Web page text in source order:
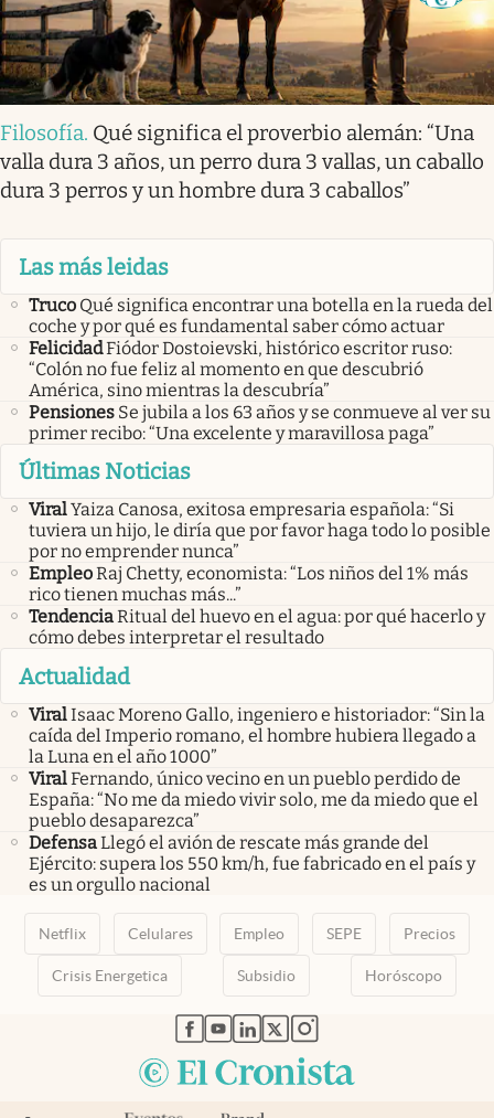
Filosofía. Qué significa el proverbio alemán: “Una
valla dura 3 años, un perro dura 3 vallas, un caballo
dura 3 perros y un hombre dura 3 caballos”
Las más leidas
Truco Qué significa encontrar una botella en la rueda del
coche y por qué es fundamental saber cómo actuar
FelicidadFiódor Dostoievski, histórico escritor ruso:
“Colón no fue feliz al momento en que descubrió
América, sino mientras la descubría”
Pensiones Se jubila a los 63 años y se conmueve al ver su
primer recibo: “Una excelente y maravillosa paga”
Últimas Noticias
ViralYaiza Canosa, exitosa empresaria española: “Si
tuviera un hijo, le diría que por favor haga todo lo posible
por no emprender nunca”
EmpleoRaj Chetty, economista: “Los niños del 1% más
rico tienen muchas más...”
TendenciaRitual del huevo en el agua: por qué hacerlo y
cómo debes interpretar el resultado
Actualidad
ViralIsaac Moreno Gallo, ingeniero e historiador: “Sin la
caída del Imperio romano, el hombre hubiera llegado a
la Luna en el año 1000”
ViralFernando, único vecino en un pueblo perdido de
España: “No me da miedo vivir solo, me da miedo que el
pueblo desaparezca”
DefensaLlegó el avión de rescate más grande del
Ejército: supera los 550 km/h, fue fabricado en el país y
es un orgullo nacional
Netflix Celulares Empleo SEPE Precios
Crisis Energetica Subsidio Horóscopo
abre en nueva pestaña
abre en nueva pestaña
abre en nueva pestaña
abre en nueva pestaña
abre en nueva pestaña